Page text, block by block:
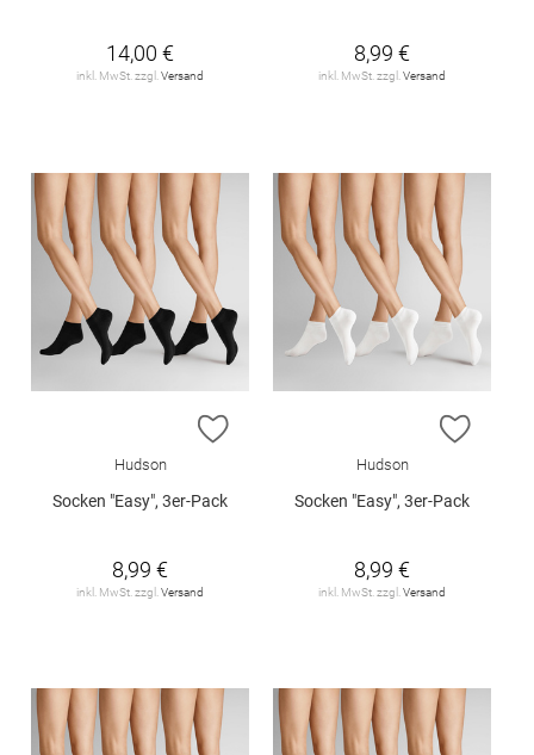
14,00 €
inkl. MwSt. zzgl. Versand
8,99 €
inkl. MwSt. zzgl. Versand
ZUR WUNSCHLISTE HINZUFÜGEN
Hudson
Socken "Easy", 3er-Pack
8,99 €
inkl. MwSt. zzgl. Versand
ZUR
Hudson
Socken "Easy", 3er-Pack
8,99 €
inkl. MwSt. zzgl. Versand